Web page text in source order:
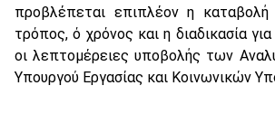
προβλέπεται επιπλέον η
τρόπος, ό χρόνος και η διαδικασία
οι λεπτομέρειες υποβολής των
Υπουργού Εργασίας και Κοινωνικών